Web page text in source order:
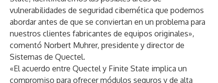
vulnerabilidades de seguridad cibernética que podemos
abordar antes de que se conviertan en un problema para
nuestros clientes fabricantes de equipos originales»,
comentó Norbert Muhrer, presidente y director de
Sistemas de Quectel.
«El acuerdo entre Quectel y Finite State implica un
compromiso para ofrecer módulos seguros y de alta